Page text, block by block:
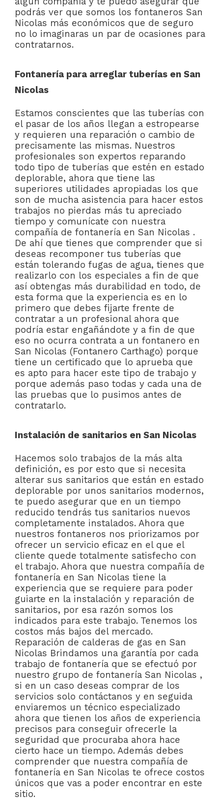
podrás ver que somos los fontaneros San
Nicolas más económicos que de seguro
no lo imaginaras un par de ocasiones para
contratarnos.
Fontanería para arreglar tuberías en San
Nicolas
Estamos conscientes que las tuberías con
el pasar de los años llegan a estropearse
y requieren una reparación o cambio de
precisamente las mismas. Nuestros
profesionales son expertos reparando
todo tipo de tuberías que estén en estado
deplorable, ahora que tiene las
superiores utilidades apropiadas los que
son de mucha asistencia para hacer estos
trabajos no pierdas más tu apreciado
tiempo y comunícate con nuestra
compañía de fontanería en San Nicolas .
De ahí que tienes que comprender que si
deseas recomponer tus tuberías que
están tolerando fugas de agua, tienes que
realizarlo con los especiales a fin de que
así obtengas más durabilidad en todo, de
esta forma que la experiencia es en lo
primero que debes fijarte frente de
contratar a un profesional ahora que
podría estar engañándote y a fin de que
eso no ocurra contrata a un fontanero en
San Nicolas (Fontanero Carthago) porque
tiene un certificado que lo aprueba que
es apto para hacer este tipo de trabajo y
porque además paso todas y cada una de
las pruebas que lo pusimos antes de
contratarlo.
Instalación de sanitarios en San Nicolas
Hacemos solo trabajos de la más alta
definición, es por esto que si necesita
alterar sus sanitarios que están en estado
deplorable por unos sanitarios modernos,
te puedo asegurar que en un tiempo
reducido tendrás tus sanitarios nuevos
completamente instalados. Ahora que
nuestros fontaneros nos priorizamos por
ofrecer un servicio eficaz en el que el
cliente quede totalmente satisfecho con
el trabajo. Ahora que nuestra compañía de
fontanería en San Nicolas tiene la
experiencia que se requiere para poder
guiarte en la instalación y reparación de
sanitarios, por esa razón somos los
indicados para este trabajo. Tenemos los
costos más bajos del mercado.
Reparación de calderas de gas en San
Nicolas Brindamos una garantía por cada
trabajo de fontanería que se efectuó por
nuestro grupo de fontanería San Nicolas ,
si en un caso deseas comprar de los
servicios solo contáctanos y en seguida
enviaremos un técnico especializado
ahora que tienen los años de experiencia
precisos para conseguir ofrecerle la
seguridad que procuraba ahora hace
cierto hace un tiempo. Además debes
comprender que nuestra compañía de
fontanería en San Nicolas te ofrece costos
únicos que vas a poder encontrar en este
sitio.